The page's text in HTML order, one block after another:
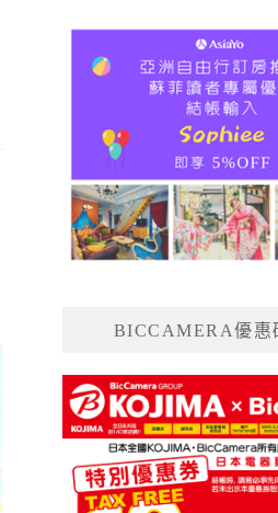
BICCAMERA優惠